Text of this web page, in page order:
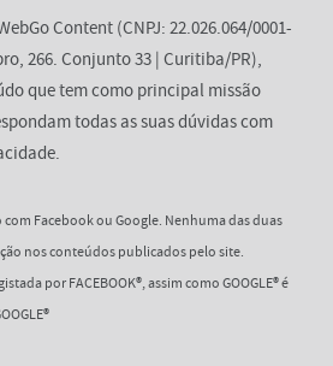
Content (CNPJ: 22.026.064/0001-
266. Conjunto 33 | Curitiba/PR),
que tem como principal missão
todas as suas dúvidas com
Facebook ou Google. Nenhuma das duas
nos conteúdos publicados pelo site.
por FACEBOOK®, assim como GOOGLE® é